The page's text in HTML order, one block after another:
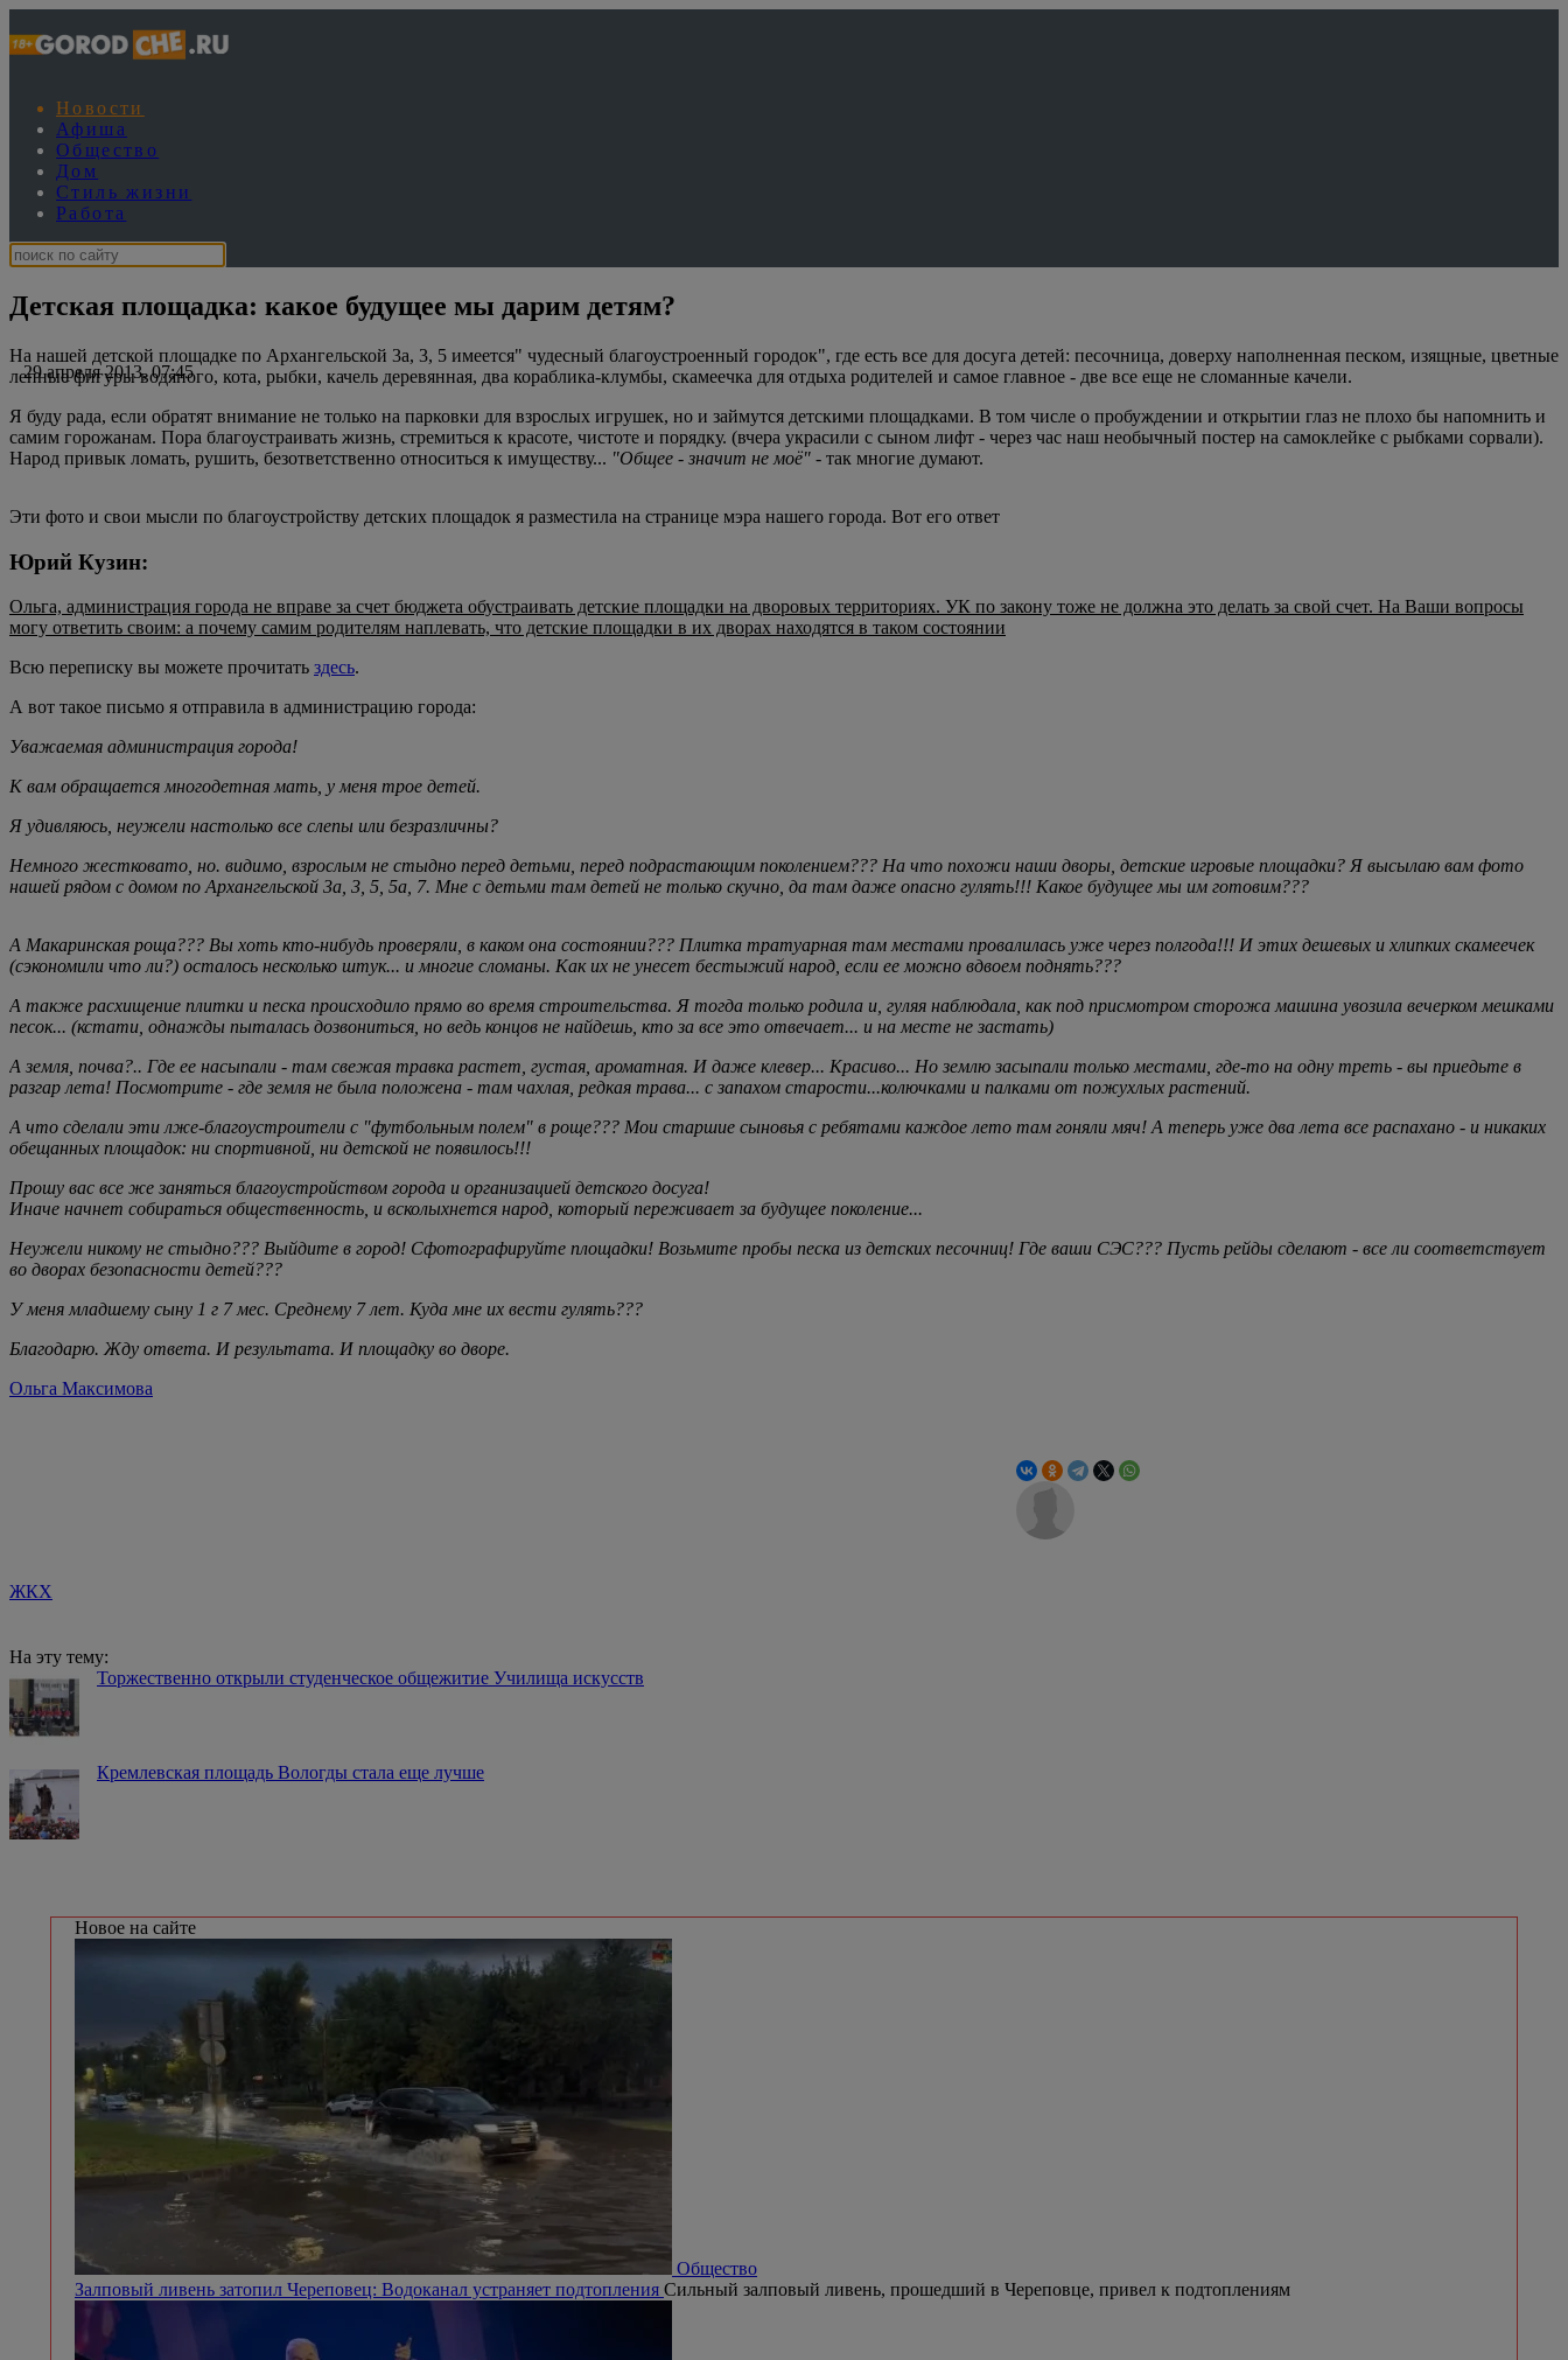
Новости
Афиша
Общество
Дом
Стиль жизни
Работа
Детская площадка: какое будущее мы дарим детям?
29 апреля 2013, 07:45
На нашей детской площадке по Архангельской 3а, 3, 5 имеется" чудесный благоустроенный городок", где есть все для досуга детей: песочница, доверху наполненная песком, изящные, цветные
лепные фигуры водяного, кота, рыбки, качель деревянная, два кораблика-клумбы, скамеечка для отдыха родителей и самое главное - две все еще не сломанные качели.
Я буду рада, если обратят внимание не только на парковки для взрослых игрушек, но и займутся детскими площадками. В том числе о пробуждении и открытии глаз не плохо бы напомнить и
самим горожанам. Пора благоустраивать жизнь, стремиться к красоте, чистоте и порядку. (вчера украсили с сыном лифт - через час наш необычный постер на самоклейке с рыбками сорвали).
Народ привык ломать, рушить, безответственно относиться к имуществу... "Общее - значит не моё" - так многие думают.
Эти фото и свои мысли по благоустройству детских площадок я разместила на странице мэра нашего города. Вот его ответ
Юрий Кузин:
Ольга, администрация города не вправе за счет бюджета обустраивать детские площадки на дворовых территориях. УК по закону тоже не должна это делать за свой счет. На Ваши вопросы
могу ответить своим: а почему самим родителям наплевать, что детские площадки в их дворах находятся в таком состоянии
Всю переписку вы можете прочитать здесь.
А вот такое письмо я отправила в администрацию города:
Уважаемая администрация города!
К вам обращается многодетная мать, у меня трое детей.
Я удивляюсь, неужели настолько все слепы или безразличны?
Немного жестковато, но. видимо, взрослым не стыдно перед детьми, перед подрастающим поколением??? На что похожи наши дворы, детские игровые площадки? Я высылаю вам фото
нашей рядом с домом по Архангельской 3а, 3, 5, 5а, 7. Мне с детьми там детей не только скучно, да там даже опасно гулять!!! Какое будущее мы им готовим???
А Макаринская роща??? Вы хоть кто-нибудь проверяли, в каком она состоянии??? Плитка тратуарная там местами провалилась уже через полгода!!! И этих дешевых и хлипких скамеечек
(сэкономили что ли?) осталось несколько штук... и многие сломаны. Как их не унесет бестыжий народ, если ее можно вдвоем поднять???
А также расхищение плитки и песка происходило прямо во время строительства. Я тогда только родила и, гуляя наблюдала, как под присмотром сторожа машина увозила вечерком мешками
песок... (кстати, однажды пыталась дозвониться, но ведь концов не найдешь, кто за все это отвечает... и на месте не застать)
А земля, почва?.. Где ее насыпали - там свежая травка растет, густая, ароматная. И даже клевер... Красиво... Но землю засыпали только местами, где-то на одну треть - вы приедьте в
разгар лета! Посмотрите - где земля не была положена - там чахлая, редкая трава... с запахом старости...колючками и палками от пожухлых растений.
А что сделали эти лже-благоустроители с "футбольным полем" в роще??? Мои старшие сыновья с ребятами каждое лето там гоняли мяч! А теперь уже два лета все распахано - и никаких
обещанных площадок: ни спортивной, ни детской не появилось!!!
Прошу вас все же заняться благоустройством города и организацией детского досуга!
Иначе начнет собираться общественность, и всколыхнется народ, который переживает за будущее поколение...
Неужели никому не стыдно??? Выйдите в город! Сфотографируйте площадки! Возьмите пробы песка из детских песочниц! Где ваши СЭС??? Пусть рейды сделают - все ли соответствует
во дворах безопасности детей???
У меня младшему сыну 1 г 7 мес. Среднему 7 лет. Куда мне их вести гулять???
Благодарю. Жду ответа. И результата. И площадку во дворе.
Ольга Максимова
ЖКХ
На эту тему:
Торжественно открыли студенческое общежитие Училища искусств
Кремлевская площадь Вологды стала еще лучше
Новое на сайте
Общество
Залповый ливень затопил Череповец: Водоканал устраняет подтопления Сильный залповый ливень, прошедший в Череповце, привел к подтоплениям